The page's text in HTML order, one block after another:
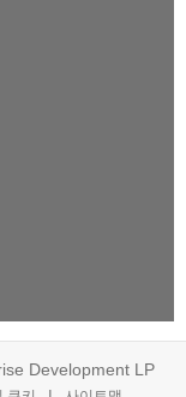
Development LP